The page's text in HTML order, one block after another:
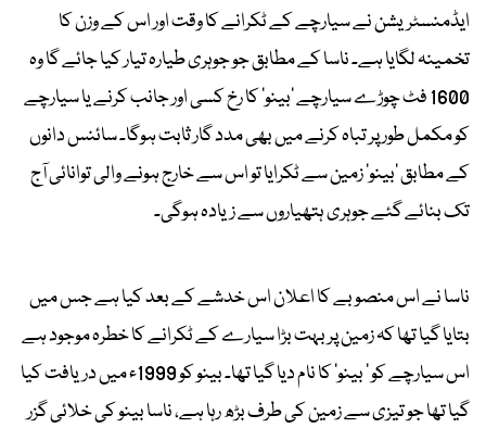
ایڈمنسٹریشن نے سیارچے کے ٹکرانے کا وقت اور اس کے وزن کا
تخمینہ لگایا ہے۔ ناسا کے مطابق جو جوہری طیارہ تیار کیا جائے گا وہ
1600 فٹ چوڑے سیارچے 'بینو' کا رخ کسی اور جانب کرنے یا سیارچے
کو مکمل طور پر تباہ کرنے میں بھی مدد گار ثابت ہوگا۔ سائنس دانوں
کے مطابق 'بینو' زمین سے ٹکرایا تو اس سے خارج ہونے والی توانائی آج
تک بنائے گئے جوہری ہتھیاروں سے زیادہ ہوگی۔
ناسا نے اس منصوبے کا اعلان اس خدشے کے بعد کیا ہے جس میں
بتایا گیا تھا کہ زمین پر بہت بڑا سیارے کے ٹکرانے کا خطرہ موجود ہے
اس سیارچے کو ' بینو' کا نام دیا گیا تھا۔ بینو کو 1999ء میں دریافت کیا
گیا تھا جو تیزی سے زمین کی طرف بڑھ رہا ہے، ناسا بینو کی خلائی گزر